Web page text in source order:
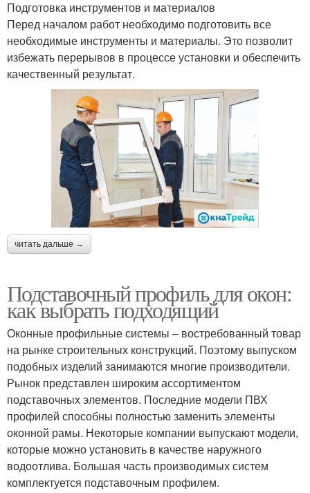
Подготовка инструментов и материалов
Перед началом работ необходимо подготовить все
необходимые инструменты и материалы. Это позволит
избежать перерывов в процессе установки и обеспечить
качественный результат.
читать дальше →
Подставочный профиль для окон:
как выбрать подходящий
Оконные профильные системы – востребованный товар
на рынке строительных конструкций. Поэтому выпуском
подобных изделий занимаются многие производители.
Рынок представлен широким ассортиментом
подставочных элементов. Последние модели ПВХ
профилей способны полностью заменить элементы
оконной рамы. Некоторые компании выпускают модели,
которые можно установить в качестве наружного
водоотлива. Большая часть производимых систем
комплектуется подставочным профилем.